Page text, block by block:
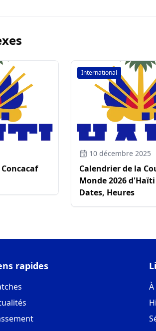
International
10 décembre 2025
Calendrier de la
Monde 2026
Dates, Heures
rapides